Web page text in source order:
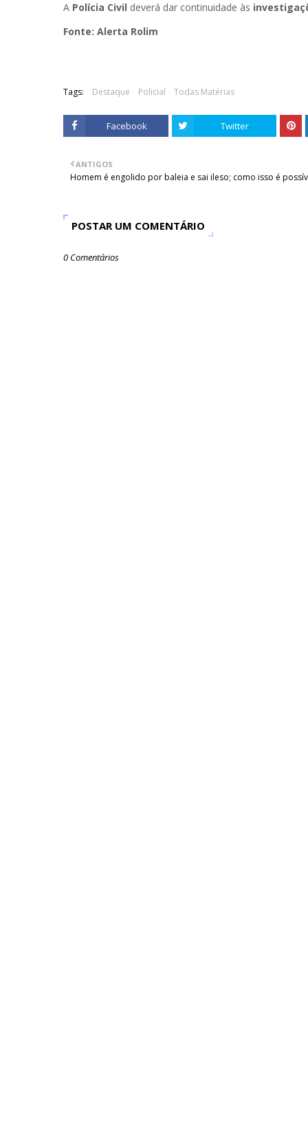
A Polícia Civil deverá dar continuidade às
Fonte: Alerta Rolim
Tags: Destaque Policial Todas Matérias
Facebook Twitter
ANTIGOS
Homem é engolido por baleia e sai ileso; como isso é
POSTAR UM COMENTÁRIO
0 Comentários